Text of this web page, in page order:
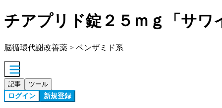
チアプリド錠２５ｍｇ「サワ
脳循環代謝改善薬 > ベンザミド系
記事 ツール
ログイン 新規登録